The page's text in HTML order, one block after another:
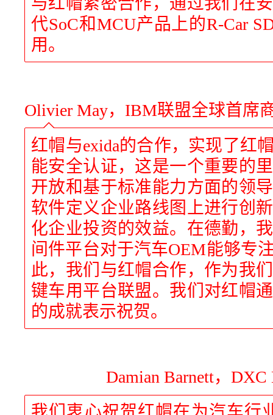
代SoC和MCU产品上的R-Car
用。
Olivier May，IBM联盟全球首席
红帽与exida的合作，实现了红
能安全认证，这是一个重要的
开放和基于标准能力方面的领
软件定义企业路线图上进行创
化企业投资的效益。在德勤，
间件平台对于汽车OEM能够专
此，我们与红帽合作，作为我
键车用平台联盟。我们对红帽
的成就表示祝贺。
Damian Barnett，